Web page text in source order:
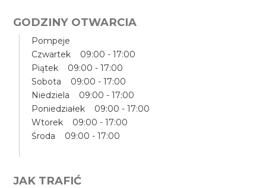
GODZINY OTWARCIA
Pompeje
Czwartek 09:00 - 17:00
Piątek 09:00 - 17:00
Sobota 09:00 - 17:00
Niedziela 09:00 - 17:00
Poniedziałek 09:00 - 17:00
Wtorek 09:00 - 17:00
Środa 09:00 - 17:00
JAK TRAFIĆ